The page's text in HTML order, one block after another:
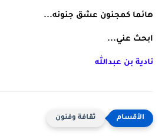
هائما كمجنون عشق جنونه...
ابحث عني...
نادية بن عبدالله
ثقافة وفنون